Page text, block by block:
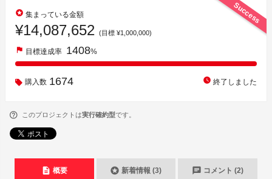
Success
stars 集まっている金額
¥14,087,652 (目標 ¥1,000,000)
flag 目標達成率 1408%
購入数 1674 watch_later 終了しました
このプロジェクトは実行確約型です。
description 概要 stars 新着情報 (3) chat コメント (2)